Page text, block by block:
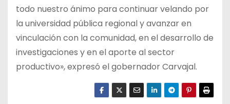
todo nuestro ánimo para continuar velando por
la universidad pública regional y avanzar en
vinculación con la comunidad, en el desarrollo de
investigaciones y en el aporte al sector
productivo», expresó el gobernador Carvajal.